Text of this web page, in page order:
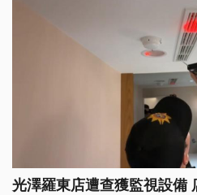
光澤羅東店遭查獲監視設備